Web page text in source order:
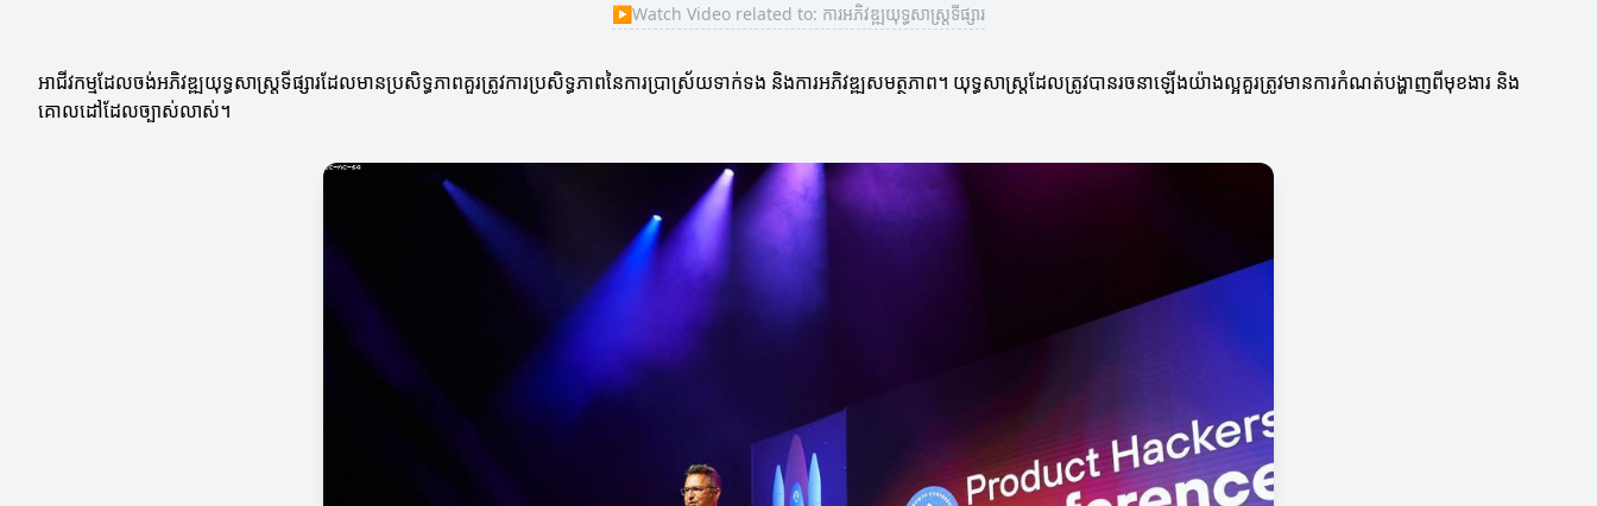
▶Watch Video related to: ការអភិវឌ្ឍយុទ្ធសាស្ត្រទីផ្សារ
អាជីវកម្មដែលចង់អភិវឌ្ឍយុទ្ធសាស្ត្រទីផ្សារដែលមានប្រសិទ្ធភាពគួរត្រូវការប្រសិទ្ធភាពនៃការប្រាស្រ័យទាក់ទង និងការអភិវឌ្ឍសមត្ថភាព។ យុទ្ធសាស្ត្រដែលត្រូវបានរចនាឡើងយ៉ាងល្អគួរត្រូវមានការកំណត់បង្ហាញពីមុខងារ និង
គោលដៅដែលច្បាស់លាស់។